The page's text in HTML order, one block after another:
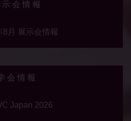
示会情報
8月 展示会情報
会情報
Japan 2026